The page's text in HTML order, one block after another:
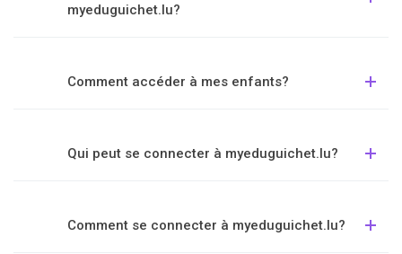
myeduguichet.lu?
Comment accéder à mes enfants?
Qui peut se connecter à myeduguichet.lu?
Comment se connecter à myeduguichet.lu?